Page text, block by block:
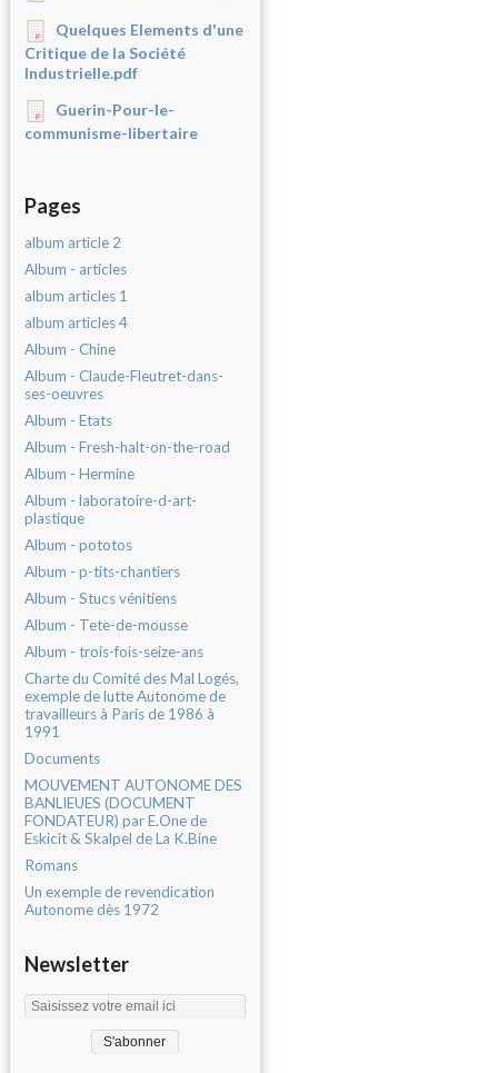
Quelques Elements d'une
Critique de la Société
Industrielle.pdf
Guerin-Pour-le-
communisme-libertaire
Pages
album article 2
Album - articles
album articles 1
album articles 4
Album - Chine
Album - Claude-Fleutret-dans-
ses-oeuvres
Album - Etats
Album - Fresh-halt-on-the-road
Album - Hermine
Album - laboratoire-d-art-
plastique
Album - pototos
Album - p-tits-chantiers
Album - Stucs vénitiens
Album - Tete-de-mousse
Album - trois-fois-seize-ans
Charte du Comité des Mal Logés,
exemple de lutte Autonome de
travailleurs à Paris de 1986 à
1991
Documents
MOUVEMENT AUTONOME DES
BANLIEUES (DOCUMENT
FONDATEUR) par E.One de
Eskicit & Skalpel de La K.Bine
Romans
Un exemple de revendication
Autonome dès 1972
Newsletter